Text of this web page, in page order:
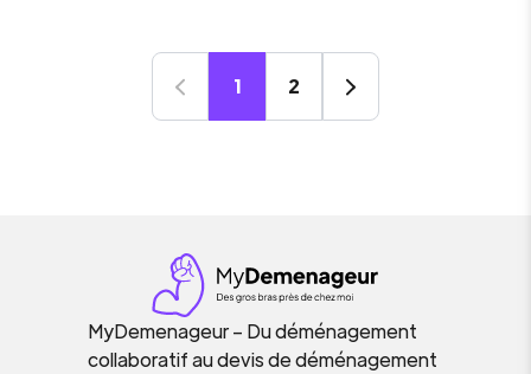
1 2
MyDemenageur – Du déménagement
collaboratif au devis de déménagement